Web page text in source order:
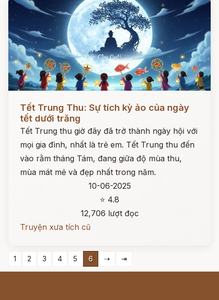
Đọc ngay
Tết Trung Thu: Sự tích kỳ ảo của ngày
tết dưới trăng
Tết Trung thu giờ đây đã trở thành ngày hội với
mọi gia đình, nhất là trẻ em. Tết Trung thu đến
vào rằm tháng Tám, đang giữa độ mùa thu,
mùa mát mẻ và đẹp nhất trong năm.
10-06-2025
⭐ 4.8
12,706 lượt đọc
Truyện xưa tích cũ
1 2 3 4 5 6 ⇢ ⇥